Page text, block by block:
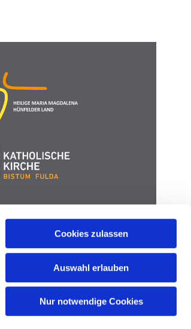
Cookies zulassen
Auswahl erlauben
Nur notwendige Cookies